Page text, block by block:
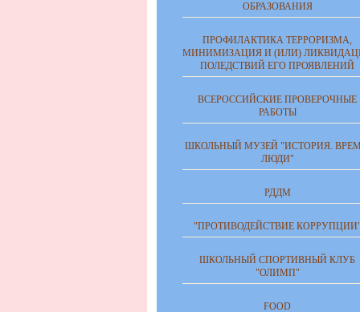
ОБРАЗОВАНИЯ
ПРОФИЛАКТИКА ТЕРРОРИЗМА,
МИНИМИЗАЦИЯ И (ИЛИ)
ПОЛЕДСТВИЙ ЕГО ПРОЯВЛЕНИЙ
ВСЕРОССИЙСКИЕ ПРОВЕРОЧНЫЕ
РАБОТЫ
ШКОЛЬНЫЙ МУЗЕЙ "ИСТОРИЯ.
ЛЮДИ"
РДДМ
"ПРОТИВОДЕЙСТВИЕ КОРРУПЦИИ"
ШКОЛЬНЫЙ СПОРТИВНЫЙ КЛУБ
"ОЛИМП"
FOOD